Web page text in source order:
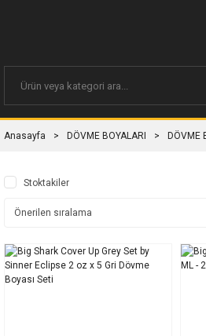
Anasayfa DÖVME BOYALARI DÖVME
Stoktakiler